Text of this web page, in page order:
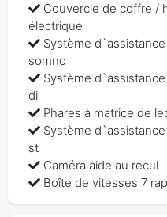
Couvercle de coffre /
électrique
Système
somno
Système
di
Phares à matrice de
Système
st
Caméra aide au recul
Boîte de vitesses 7